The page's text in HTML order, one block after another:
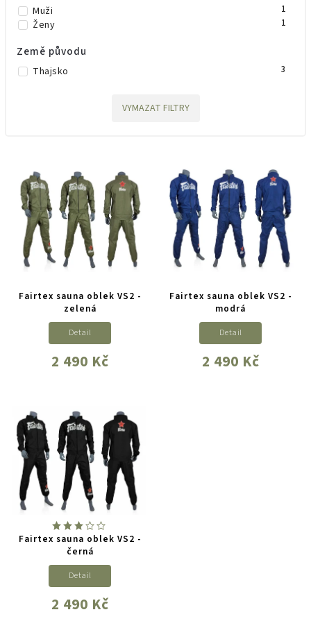
Muži 1
Ženy 1
Země původu
Thajsko 3
VYMAZAT FILTRY
Fairtex sauna oblek VS2 -
zelená
2 490 Kč
Detail
Fairtex sauna oblek VS2 -
modrá
2 490 Kč
Detail
Fairtex sauna oblek VS2 -
černá
2 490 Kč
Detail